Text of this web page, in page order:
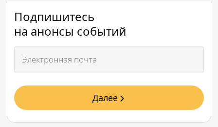
Подпишитесь
на анонсы событий
Далее